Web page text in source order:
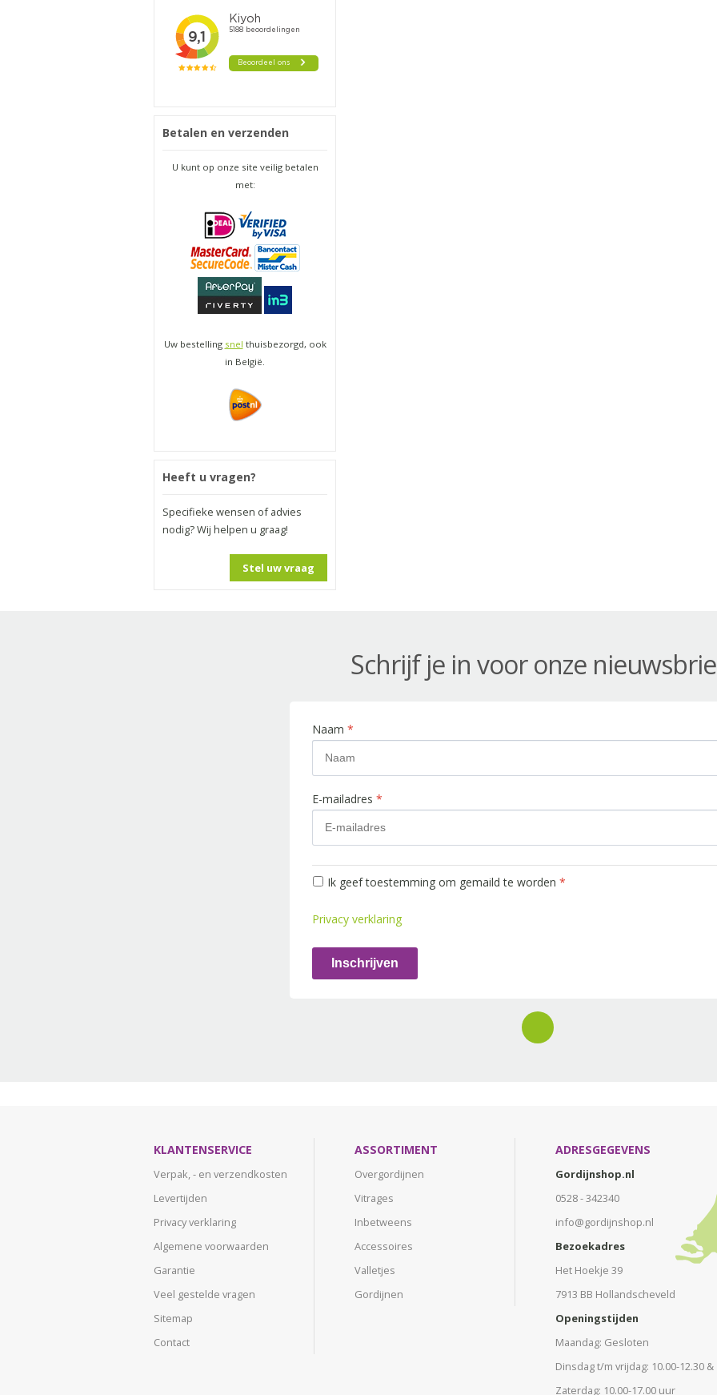
Betalen en verzenden
U kunt op onze site veilig betalen
met:
Uw bestelling snel thuisbezorgd, ook
in België.
Heeft u vragen?
Specifieke wensen of advies
nodig? Wij helpen u graag!
Stel uw vraag
Schrijf je in voor onze
Naam *
E-mailadres *
Ik geef toestemming om gemaild te worden *
Privacy verklaring
Inschrijven
KLANTENSERVICE
Verpak, - en verzendkosten
Levertijden
Privacy verklaring
Algemene voorwaarden
Garantie
Veel gestelde vragen
Sitemap
Contact
ASSORTIMENT
Overgordijnen
Vitrages
Inbetweens
Accessoires
Valletjes
Gordijnen
ADRESGEGEVENS
Gordijnshop.nl
0528 - 342340
info@gordijnshop.nl
Bezoekadres
Het Hoekje 39
7913 BB Hollandscheveld
Openingstijden
Maandag: Gesloten
Dinsdag t/m vrijdag: 10.00-12.30
Zaterdag: 10.00-17.00 uur